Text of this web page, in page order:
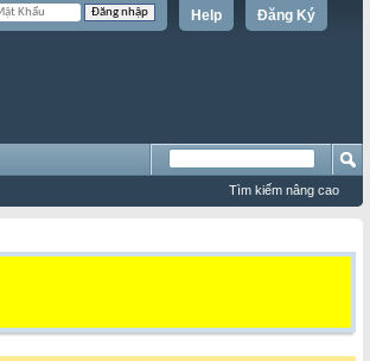
Đăng Ký
Help
Tìm kiếm nâng cao